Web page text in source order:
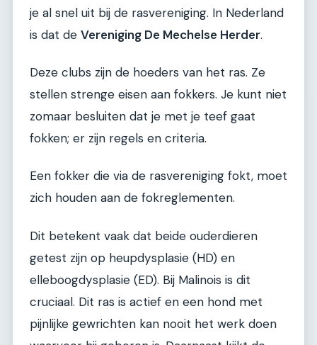
je al snel uit bij de rasvereniging. In Nederland
is dat de Vereniging De Mechelse Herder.
Deze clubs zijn de hoeders van het ras. Ze
stellen strenge eisen aan fokkers. Je kunt niet
zomaar besluiten dat je met je teef gaat
fokken; er zijn regels en criteria.
Een fokker die via de rasvereniging fokt, moet
zich houden aan de fokreglementen.
Dit betekent vaak dat beide ouderdieren
getest zijn op heupdysplasie (HD) en
elleboogdysplasie (ED). Bij Malinois is dit
cruciaal. Dit ras is actief en een hond met
pijnlijke gewrichten kan nooit het werk doen